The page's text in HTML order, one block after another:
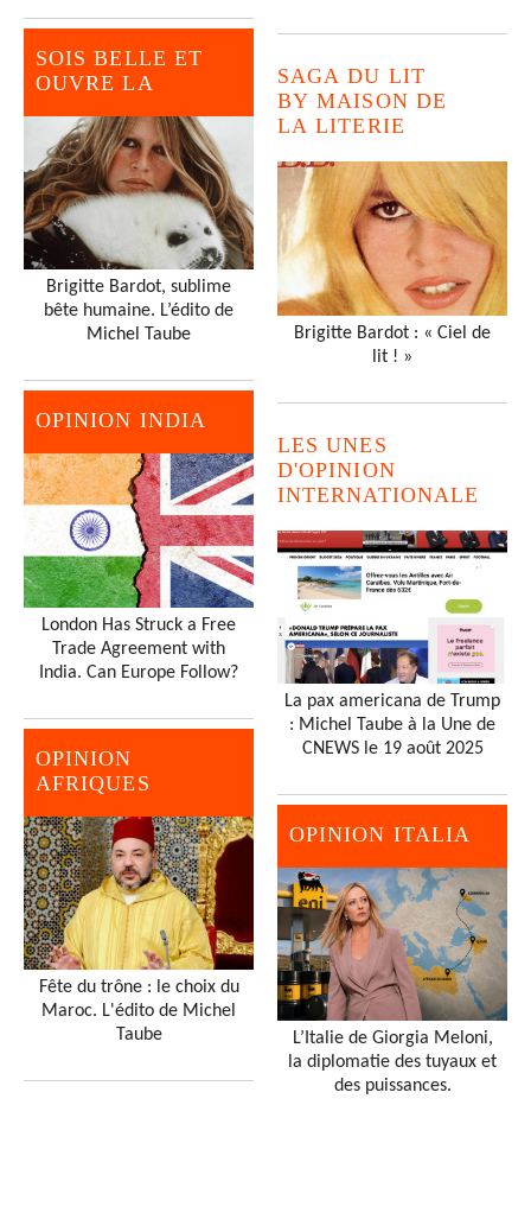
SOIS BELLE ET
OUVRE LA
Brigitte Bardot, sublime
bête humaine. L’édito de
Michel Taube
OPINION INDIA
London Has Struck a Free
Trade Agreement with
India. Can Europe Follow?
OPINION
AFRIQUES
Fête du trône : le choix du
Maroc. L'édito de Michel
Taube
SAGA DU LIT
BY MAISON DE
LA LITERIE
Brigitte Bardot : « Ciel de
lit ! »
LES UNES
D'OPINION
INTERNATIONALE
La pax americana de Trump
: Michel Taube à la Une de
CNEWS le 19 août 2025
OPINION ITALIA
L’Italie de Giorgia Meloni,
la diplomatie des tuyaux et
des puissances.